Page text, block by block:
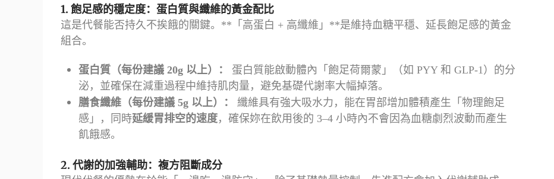
1. 飽足感的穩定度：蛋白質與纖維的黃金配比
這是代餐能否持久不挨餓的關鍵。**「高蛋白 + 高纖維」**是維持血糖平穩、延長飽足感的黃金
組合。
蛋白質（每份建議 20g 以上）：
蛋白質能啟動體內「飽足荷爾蒙」（如 PYY 和 GLP-1）的分
泌，並確保在減重過程中維持肌肉量，避免基礎代謝率大幅掉落。
膳食纖維（每份建議 5g 以上）：
纖維具有強大吸水力，能在胃部增加體積產生「物理飽足
感」，同時延緩胃排空的速度，確保妳在飲用後的 3–4 小時內不會因為血糖劇烈波動而產生
飢餓感。
2. 代謝的加強輔助：複方阻斷成分